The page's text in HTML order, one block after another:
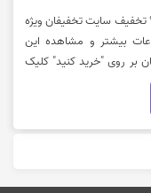
طریق سایت تخفیف هات می توانید از 80% تخفیف سایت تخفیفان ویژه
بیشتر و مشاهده این
بر روی "خرید کنید" کلیک